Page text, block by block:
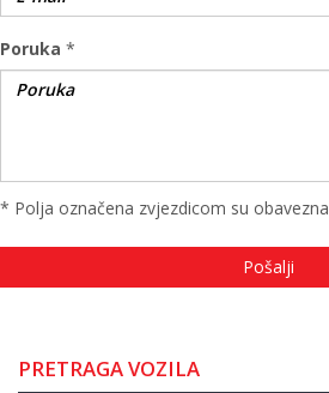
Poruka *
* Polja označena zvjezdicom su obavezna
PRETRAGA VOZILA